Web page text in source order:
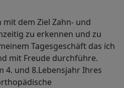
dem Ziel Zahn- und
zu erkennen und zu
Tagesgeschäft das ich
mit Freude durchführe.
4. und 8.Lebensjahr Ihres